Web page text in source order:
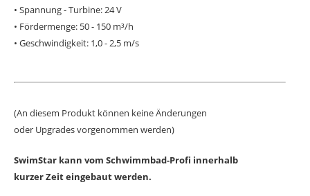
• Spannung - Turbine: 24 V
• Fördermenge: 50 - 150 m³/h
• Geschwindigkeit: 1,0 - 2,5 m/s
(An diesem Produkt können keine Änderungen
oder Upgrades vorgenommen werden)
SwimStar kann vom Schwimmbad-Profi innerhalb
kurzer Zeit eingebaut werden.